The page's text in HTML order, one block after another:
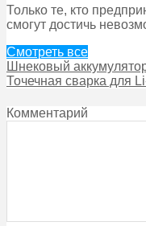
Только те, кто
смогут достичь
Смотреть все
Шнековый
Точечная сварка для
Комментарий